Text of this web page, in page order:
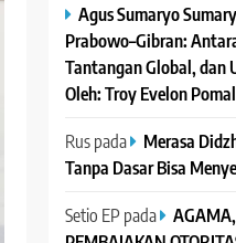
Agus Sumaryo
Prabowo–Gibran:
Tantangan Global, dan
Oleh: Troy Evelon
Ruspada
Merasa
Tanpa Dasar Bisa
Setio EP pada